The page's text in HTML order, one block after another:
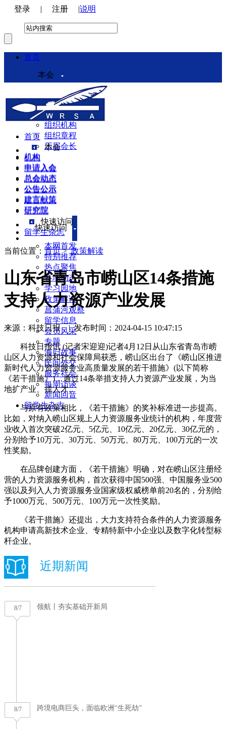
登录 | 注册 |说明
首页
本会
本会介绍
领导机构
理事会
组织机构
组织章程
历届会长
机构
申请入会
总会动态
公告公示
建言献策
研究院
快速访问
本网首发
特别推荐
热点聚焦
各地动态
学习园地
政策解读
菖蒲河观察
留学信息
会员风采
专题
海归故事
民间外交
服务社会
每周访谈
新闻回音
留学生杂志
首页
本会
机构
申请入会
总会动态
公告公示
建言献策
研究院
快速访问
留学生杂志
当前位置： 首页>政策解读
山东省青岛市崂山区14条措施
支持人力资源产业发展
来源：科技日报 |发布时间：2024-04-15 10:47:15
科技日报讯 (记者宋迎迎)记者4月12日从山东省青岛市崂
山区人力资源和社会保障局获悉，崂山区出台了《崂山区推进
新时代人力资源服务业高质量发展的若干措施》(以下简称
《若干措施》)，通过14条举措支持人力资源产业发展，为当
地扩产业、揽人才。
与原有政策相比，《若干措施》的奖补标准进一步提高。
比如，对纳入崂山区规上人力资源服务业统计的机构，年度营
业收入首次突破2亿元、5亿元、10亿元、20亿元、30亿元的，
分别给予10万元、30万元、50万元、80万元、100万元的一次
性奖励。
在品牌创建方面，《若干措施》明确，对在崂山区注册经
营的人力资源服务机构，首次获得中国500强、中国服务业500
强以及列入人力资源服务业国家级权威榜单前20名的，分别给
予1000万元、500万元、100万元一次性奖励。
《若干措施》还提出，大力支持符合条件的人力资源服务
机构申请高新技术企业、专精特新中小企业以及数字化转型标
杆企业。